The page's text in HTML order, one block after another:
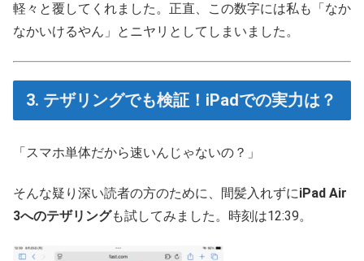
軽々と覆してくれました。正直、この数字には私も「なか
なかいけるやん」とニヤリとしてしまいました。
3. テザリングでも検証！iPadでの実力は？
「スマホ単体だから速いんじゃないの？」
そんな疑り深い読者の方のために、間髪入れずにiPad Air
3へのテザリングも試してみました。時刻は12:39。